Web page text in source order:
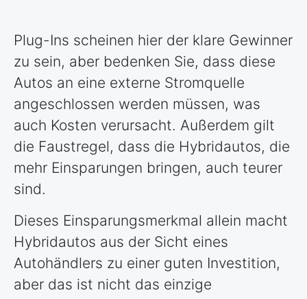
Plug-Ins scheinen hier der klare Gewinner
zu sein, aber bedenken Sie, dass diese
Autos an eine externe Stromquelle
angeschlossen werden müssen, was
auch Kosten verursacht. Außerdem gilt
die Faustregel, dass die Hybridautos, die
mehr Einsparungen bringen, auch teurer
sind.
Dieses Einsparungsmerkmal allein macht
Hybridautos aus der Sicht eines
Autohändlers zu einer guten Investition,
aber das ist nicht das einzige